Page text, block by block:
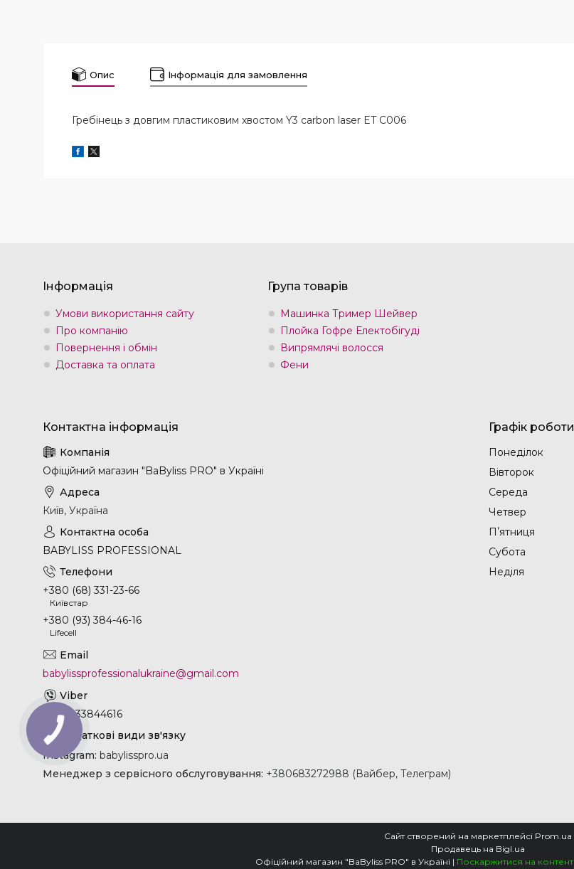
Опис Інформація для замовлення
Гребінець з довгим пластиковим хвостом Y3 carbon laser ET С006
Інформація
Умови використання сайту
Про компанію
Повернення і обмін
Доставка та оплата
Група товарів
Машинка Тример Шейвер
Плойка Гофре Електобігуді
Випрямлячі волосся
Фени
Офіційний магазин "BaByliss PRO" в Україні
Київ, Україна
BABYLISS PROFESSIONAL
+380 (68) 331-23-66
Київстар
+380 (93) 384-46-16
Lifecell
babylissprofessionalukraine@gmail.com
+380933844616
Instagram babylisspro.ua
Менеджер з сервісного обслуговування +380683272988 (Вайбер, Телеграм)
Графік роботи
Понеділок
Вівторок
Середа
Четвер
Пʼятниця
Субота
Неділя
Сайт створений на маркетплейсі Prom.ua
Продавець на Bigl.ua
Офіційний магазин "BaByliss PRO" в Україні | Поскаржитися на контент